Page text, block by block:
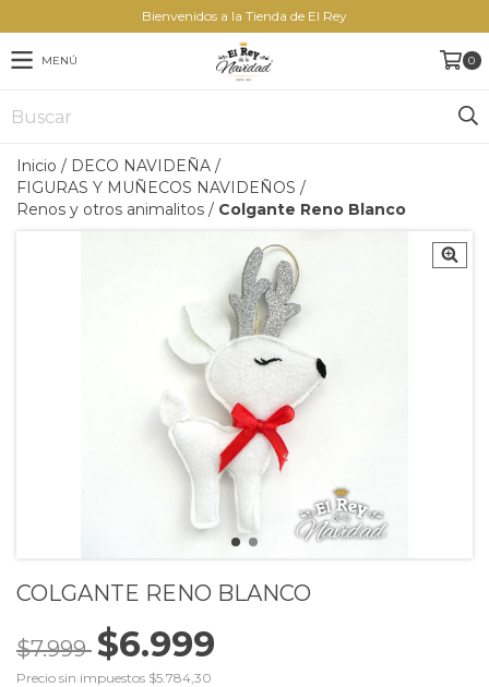
Bienvenidos a la Tienda de El Rey
MENÚ 0
Inicio / DECO NAVIDEÑA /
FIGURAS Y MUÑECOS NAVIDEÑOS /
Renos y otros animalitos / Colgante Reno Blanco
COLGANTE RENO BLANCO
$7.999 $6.999
Precio sin impuestos $5.784,30